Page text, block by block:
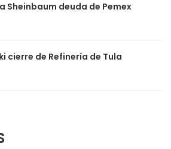
Sheinbaum deuda de Pemex
cierre de Refinería de Tula